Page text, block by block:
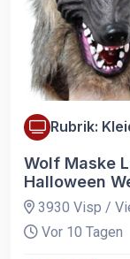
Rubrik:
Wolf Maske
Halloween
3930 Visp /
Vor 10 Tagen